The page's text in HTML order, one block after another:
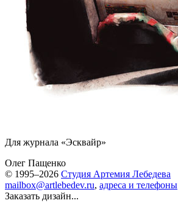
Для журнала «Эсквайр»
Олег Пащенко
© 1995–2026 Студия Артемия Лебедева
mailbox@artlebedev.ru, адреса и телефоны
Заказать дизайн...